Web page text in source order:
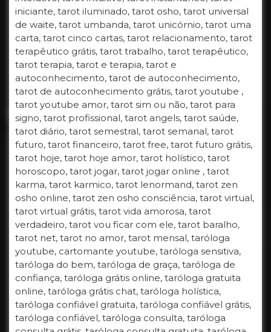
iniciante, tarot iluminado, tarot osho, tarot universal
de waite, tarot umbanda, tarot unicórnio, tarot uma
carta, tarot cinco cartas, tarot relacionamento, tarot
terapêutico grátis, tarot trabalho, tarot terapêutico,
tarot terapia, tarot e terapia, tarot e
autoconhecimento, tarot de autoconhecimento,
tarot de autoconhecimento grátis, tarot youtube ,
tarot youtube amor, tarot sim ou não, tarot para
signo, tarot profissional, tarot angels, tarot saúde,
tarot diário, tarot semestral, tarot semanal, tarot
futuro, tarot financeiro, tarot free, tarot futuro grátis,
tarot hoje, tarot hoje amor, tarot holístico, tarot
horoscopo, tarot jogar, tarot jogar online , tarot
karma, tarot karmico, tarot lenormand, tarot zen
osho online, tarot zen osho consciência, tarot virtual,
tarot virtual grátis, tarot vida amorosa, tarot
verdadeiro, tarot vou ficar com ele, tarot baralho,
tarot net, tarot no amor, tarot mensal, taróloga
youtube, cartomante youtube, taróloga sensitiva,
taróloga do bem, taróloga de graça, taróloga de
confiança, taróloga grátis online, taróloga gratuita
online, taróloga grátis chat, taróloga holística,
taróloga confiável gratuita, taróloga confiável grátis,
taróloga confiável, taróloga consulta, taróloga